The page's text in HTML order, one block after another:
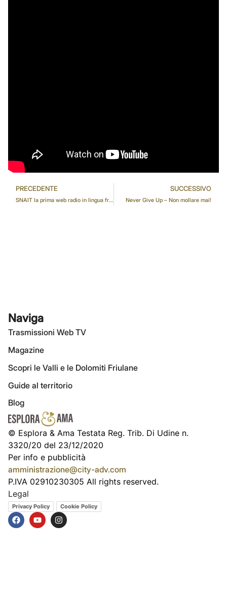
PRECEDENTE
SNAIT la prima web radio in lingua friulana della regione
SUCCESSIVO
Never Give Up – Non mollare mai!
Naviga
Trasmissioni Web TV
Magazine
Scopri le Valli e le Dolomiti Friulane
Guide al territorio
Blog
© Esplora & Ama Testata Reg. Trib. Di Udine n.
3320/20 del 23/12/2020
Per info e pubblicità
amministrazione@city-adv.com
P.IVA 02910230305 All rights reserved.
Legal
Privacy Policy Cookie Policy